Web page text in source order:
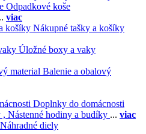
Odpadkové koše
viac
Nákupné tašky a košíky
Úložné boxy a vaky
Balenie a obalový
Doplnky do domácnosti
, Nástenné hodiny a budíky ... viac
Náhradné diely